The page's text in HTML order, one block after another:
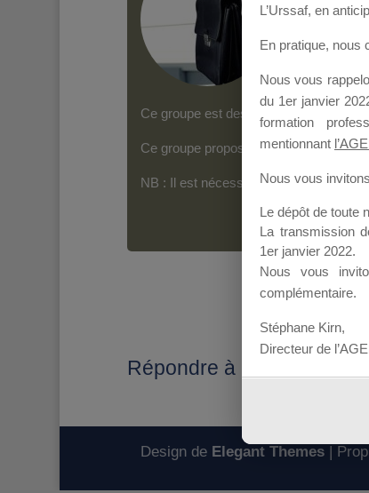
Ce groupe est destiné aux
Ce groupe propose un forum dédié au
NB : Il est nécessaire d’êtreinscrit(e)
Répondre à : DOSSIER
Design de Elegant Themes|
L’Urssaf, en
En pratique, nous
Nous vous
du 1er janvier
formation
mentionnant
Nous vous
Le dépôt de toute
La transmission
1er janvier 2022.
Nous vous
complémentaire.
Stéphane Kirn,
Directeur de